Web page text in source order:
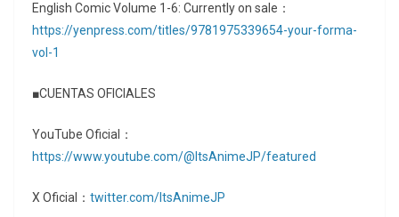
English Comic Volume 1-6: Currently on sale：
https://yenpress.com/titles/9781975339654-your-forma-
vol-1
■CUENTAS OFICIALES
YouTube Oficial：
https://www.youtube.com/@ItsAnimeJP/featured
X Oficial： twitter.com/ItsAnimeJP